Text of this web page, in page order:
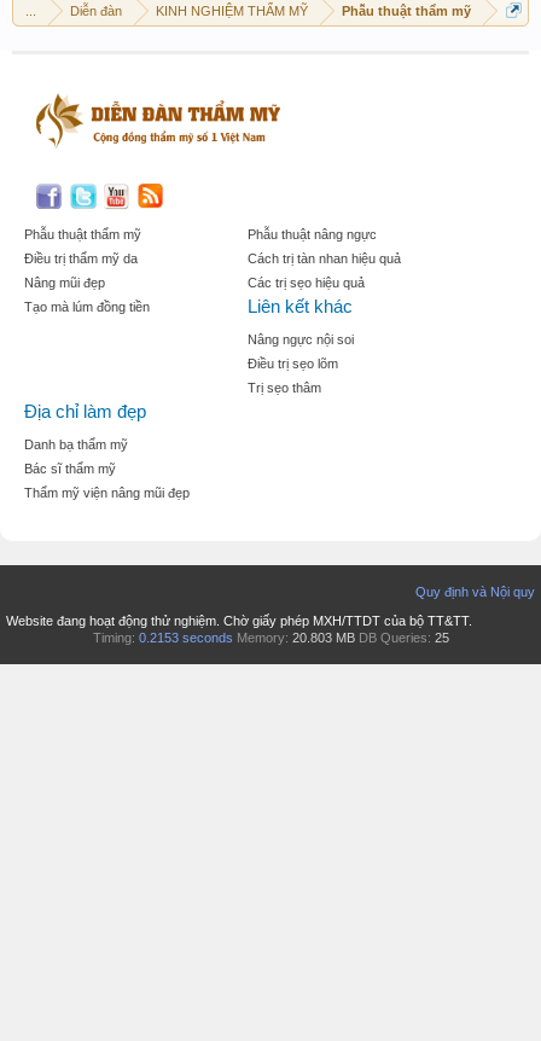
Diễn đàn KINH NGHIỆM THẨM MỸ Phẫu thuật thẩm mỹ
Phẫu thuật thẩm mỹ
Điều trị thẩm mỹ da
Nâng mũi đẹp
Tạo mà lúm đồng tiền
Phẫu thuật nâng ngực
Cách trị tàn nhan hiệu quả
Các trị sẹo hiệu quả
Liên kết khác
Nâng ngực nội soi
Điều trị sẹo lõm
Trị sẹo thâm
Địa chỉ làm đẹp
Danh bạ thẩm mỹ
Bác sĩ thẩm mỹ
Thẩm mỹ viện nâng mũi đẹp
Quy định và Nội quy
Website đang hoạt động thử nghiệm. Chờ giấy phép MXH/TTDT của bộ TT&TT.
Timing: 0.2153 seconds Memory: 20.803 MB DB Queries: 25